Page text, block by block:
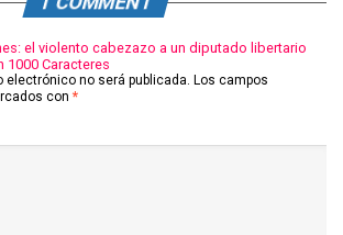
el violento cabezazo a un diputado libertario
1000 Caracteres
electrónico no será publicada. Los campos
con *